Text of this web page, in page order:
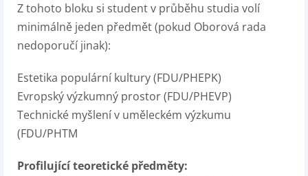
Z tohoto bloku si student v průběhu studia volí
minimálně jeden předmět (pokud Oborová rada
nedoporučí jinak):
Estetika populární kultury (FDU/PHEPK)
Evropský výzkumný prostor (FDU/PHEVP)
Technické myšlení v uměleckém výzkumu
(FDU/PHTM
Profilující teoretické předměty: